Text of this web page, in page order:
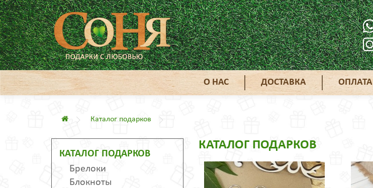
О НАС ДОСТАВКА ОПЛАТА
Каталог подарков
КАТАЛОГ ПОДАРКОВ
Брелоки
Блокноты
КАТАЛОГ ПОДАРКОВ